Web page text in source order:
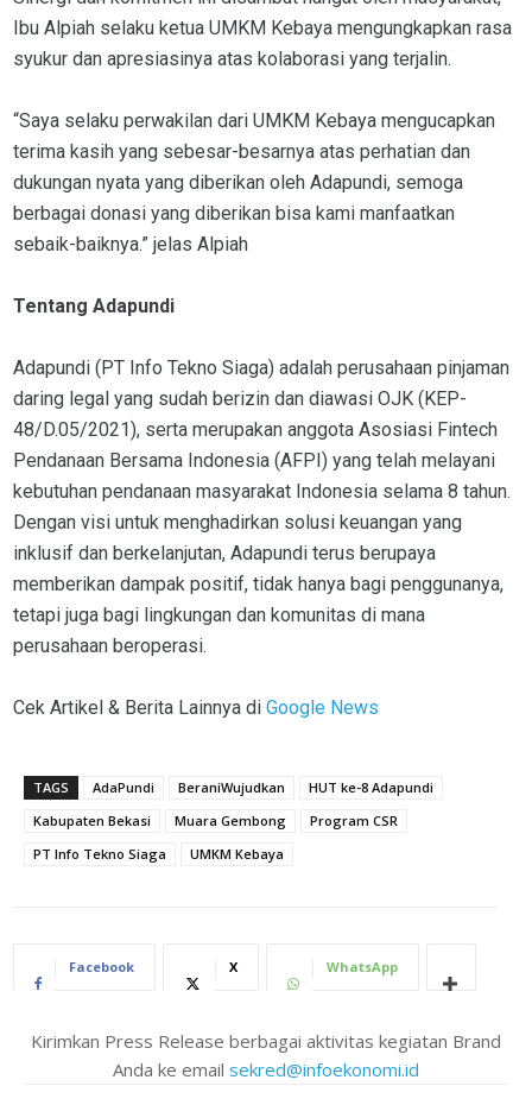
Ibu Alpiah selaku ketua UMKM Kebaya mengungkapkan rasa
syukur dan apresiasinya atas kolaborasi yang terjalin.
“Saya selaku perwakilan dari UMKM Kebaya mengucapkan
terima kasih yang sebesar-besarnya atas perhatian dan
dukungan nyata yang diberikan oleh Adapundi, semoga
berbagai donasi yang diberikan bisa kami manfaatkan
sebaik-baiknya.” jelas Alpiah
Tentang Adapundi
Adapundi (PT Info Tekno Siaga) adalah perusahaan pinjaman
daring legal yang sudah berizin dan diawasi OJK (KEP-
48/D.05/2021), serta merupakan anggota Asosiasi Fintech
Pendanaan Bersama Indonesia (AFPI) yang telah melayani
kebutuhan pendanaan masyarakat Indonesia selama 8 tahun.
Dengan visi untuk menghadirkan solusi keuangan yang
inklusif dan berkelanjutan, Adapundi terus berupaya
memberikan dampak positif, tidak hanya bagi penggunanya,
tetapi juga bagi lingkungan dan komunitas di mana
perusahaan beroperasi.
Cek Artikel & Berita Lainnya di Google News
TAGS AdaPundi BeraniWujudkan
HUT ke-8 Adapundi
Kabupaten Bekasi
Muara Gembong
Program CSR
PT Info Tekno Siaga
UMKM Kebaya
Facebook X WhatsApp
Kirimkan Press Release berbagai aktivitas kegiatan Brand
Anda ke email sekred@infoekonomi.id